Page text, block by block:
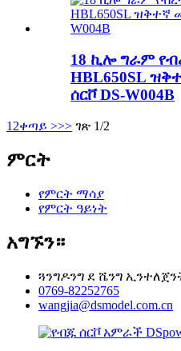
18 ኪሎ ግራም
HBL650SL
ሰርቮ DS-W004B
1 2ቀጣይ >>> ገጽ 1/2
ምርት
የምርት ማሳያ
የምርት ዓይነት
አግኙን።
ጓንግዶንግ ደ ሼንግ
0769-82252765
wangjia@dsmodel.com.cn